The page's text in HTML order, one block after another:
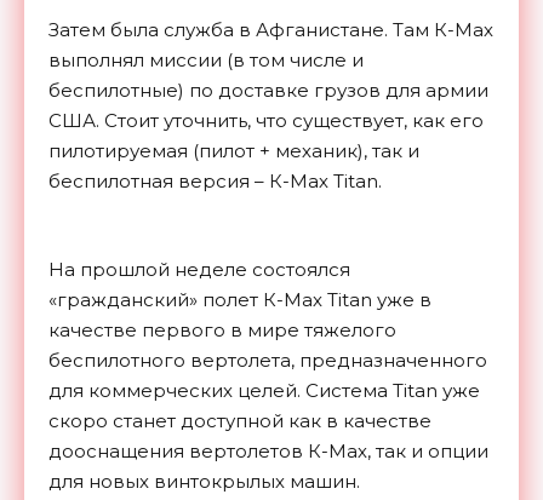
Затем была служба в Афганистане. Там К-Мах
выполнял миссии (в том числе и
беспилотные) по доставке грузов для армии
США. Стоит уточнить, что существует, как его
пилотируемая (пилот + механик), так и
беспилотная версия – К-Мах Titan.
На прошлой неделе состоялся
«гражданский» полет К-Мах Titan уже в
качестве первого в мире тяжелого
беспилотного вертолета, предназначенного
для коммерческих целей. Система Titan уже
скоро станет доступной как в качестве
дооснащения вертолетов К-Мах, так и опции
для новых винтокрылых машин.